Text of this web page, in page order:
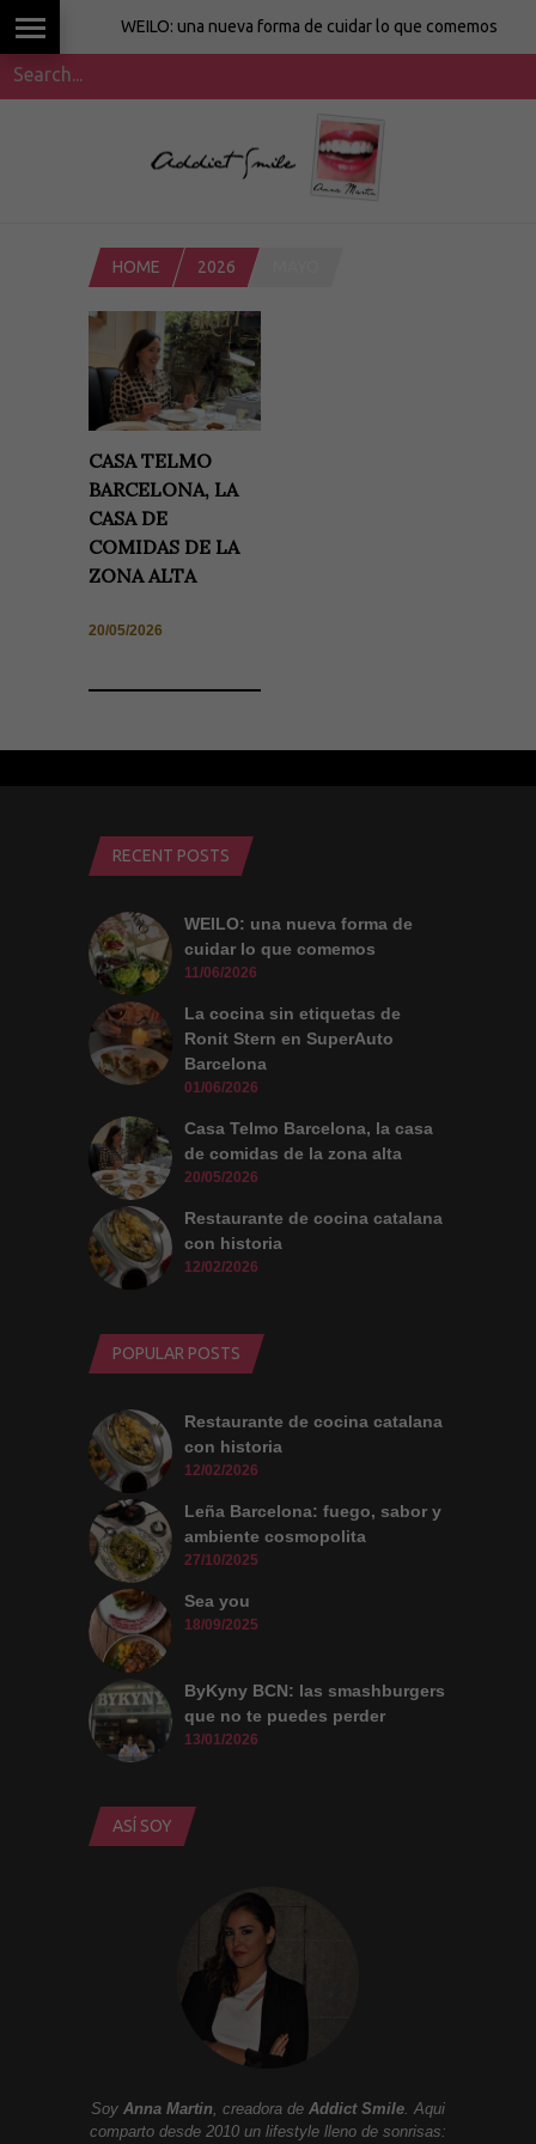
WEILO: una nueva forma de cuidar lo que comemos
HOME 2026
CASA TELMO
BARCELONA, LA
CASA DE
COMIDAS DE LA
ZONA ALTA
20/05/2026
RECENT POSTS
WEILO: una nueva forma de
cuidar lo que comemos
11/06/2026
La cocina sin etiquetas de
Ronit Stern en SuperAuto
Barcelona
01/06/2026
Casa Telmo Barcelona, la casa
de comidas de la zona alta
20/05/2026
Restaurante de cocina catalana
con historia
12/02/2026
POPULAR POSTS
Restaurante de cocina catalana
con historia
12/02/2026
Leña Barcelona: fuego, sabor y
ambiente cosmopolita
27/10/2025
Sea you
18/09/2025
ByKyny BCN: las smashburgers
que no te puedes perder
13/01/2026
ASÍ SOY
Soy Anna Martin, creadora de Addict Smile. Aqui
comparto desde 2010 un lifestyle lleno de sonrisas:
web. Para
que
podamos